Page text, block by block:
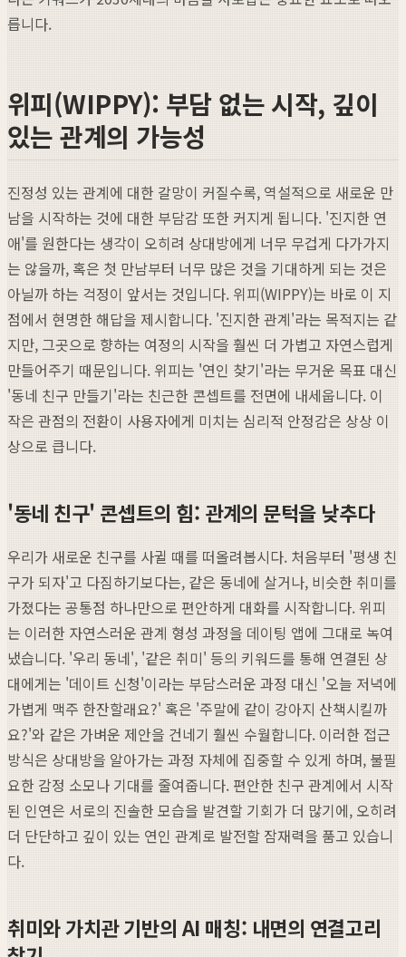
릅니다.
위피(WIPPY): 부담 없는 시작, 깊이
있는 관계의 가능성
진정성 있는 관계에 대한 갈망이 커질수록, 역설적으로 새로운 만
남을 시작하는 것에 대한 부담감 또한 커지게 됩니다. '진지한 연
애'를 원한다는 생각이 오히려 상대방에게 너무 무겁게 다가가지
는 않을까, 혹은 첫 만남부터 너무 많은 것을 기대하게 되는 것은
아닐까 하는 걱정이 앞서는 것입니다. 위피(WIPPY)는 바로 이 지
점에서 현명한 해답을 제시합니다. '진지한 관계'라는 목적지는 같
지만, 그곳으로 향하는 여정의 시작을 훨씬 더 가볍고 자연스럽게
만들어주기 때문입니다. 위피는 '연인 찾기'라는 무거운 목표 대신
'동네 친구 만들기'라는 친근한 콘셉트를 전면에 내세웁니다. 이
작은 관점의 전환이 사용자에게 미치는 심리적 안정감은 상상 이
상으로 큽니다.
'동네 친구' 콘셉트의 힘: 관계의 문턱을 낮추다
우리가 새로운 친구를 사귈 때를 떠올려봅시다. 처음부터 '평생 친
구가 되자'고 다짐하기보다는, 같은 동네에 살거나, 비슷한 취미를
가졌다는 공통점 하나만으로 편안하게 대화를 시작합니다. 위피
는 이러한 자연스러운 관계 형성 과정을 데이팅 앱에 그대로 녹여
냈습니다. '우리 동네', '같은 취미' 등의 키워드를 통해 연결된 상
대에게는 '데이트 신청'이라는 부담스러운 과정 대신 '오늘 저녁에
가볍게 맥주 한잔할래요?' 혹은 '주말에 같이 강아지 산책시킬까
요?'와 같은 가벼운 제안을 건네기 훨씬 수월합니다. 이러한 접근
방식은 상대방을 알아가는 과정 자체에 집중할 수 있게 하며, 불필
요한 감정 소모나 기대를 줄여줍니다. 편안한 친구 관계에서 시작
된 인연은 서로의 진솔한 모습을 발견할 기회가 더 많기에, 오히려
더 단단하고 깊이 있는 연인 관계로 발전할 잠재력을 품고 있습니
다.
취미와 가치관 기반의 AI 매칭: 내면의 연결고리